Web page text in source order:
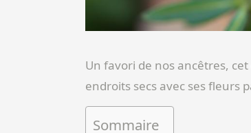
Un favori de nos ancêtres,
endroits secs avec ses fleurs
Sommaire